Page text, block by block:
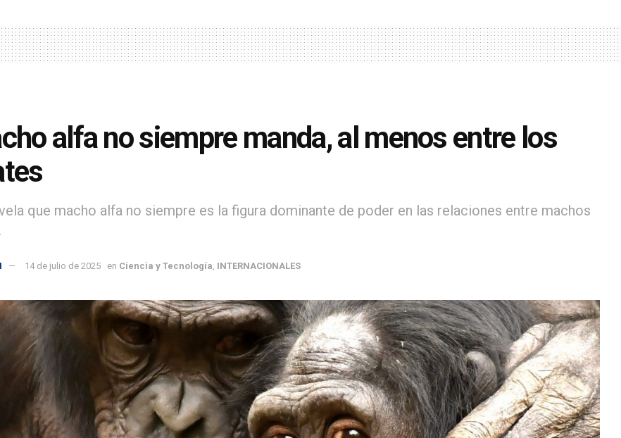
alfa no siempre manda, al menos entre los
que macho alfa no siempre es la figura dominante de poder en las relaciones entre machos
14 de julio de 2025 en Ciencia y Tecnología INTERNACIONALES